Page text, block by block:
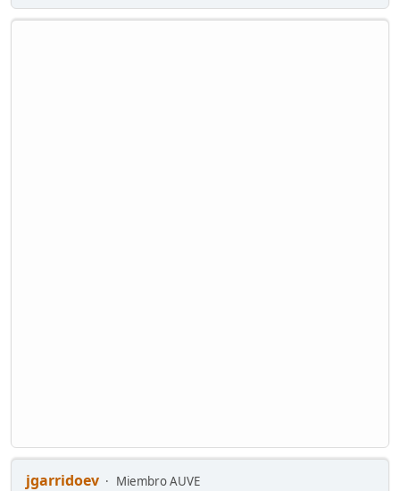
jgarridoev
Miembro AUVE